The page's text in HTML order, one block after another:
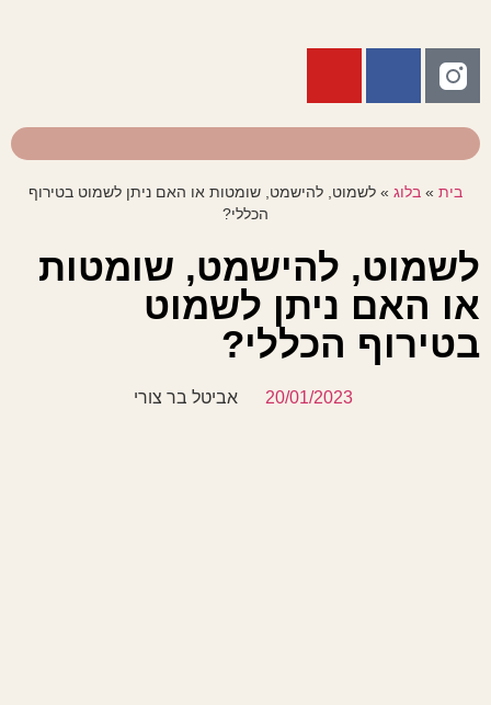
בית » בלוג » לשמוט, להישמט, שומטות או האם ניתן לשמוט בטירוף
הכללי?
לשמוט, להישמט, שומטות
או האם ניתן לשמוט
בטירוף הכללי?
20/01/2023 אביטל בר צורי